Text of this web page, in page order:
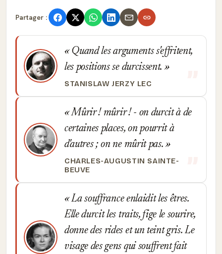
Partager :
Quand les arguments s'effritent,
les positions se durcissent.
STANISLAW JERZY LEC
Mûrir ! mûrir ! - on durcit à de
certaines places, on pourrit à
d'autres ; on ne mûrit pas.
CHARLES-AUGUSTIN SAINTE-
BEUVE
La souffrance enlaidit les êtres.
Elle durcit les traits, fige le sourire,
donne des rides et un teint gris. Le
visage des gens qui souffrent fait